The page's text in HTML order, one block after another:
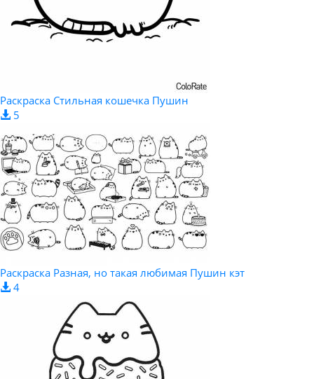
Раскраска Стильная кошечка Пушин
5
Раскраска Разная, но такая любимая Пушин кэт
4